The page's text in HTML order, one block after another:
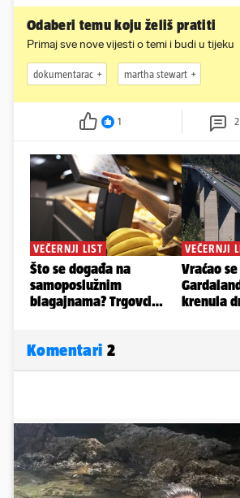
Odaberi temu koju želiš pratiti
Primaj sve nove vijesti o temi i budi u tijeku
dokumentarac martha stewart
1 2
Komentari 2